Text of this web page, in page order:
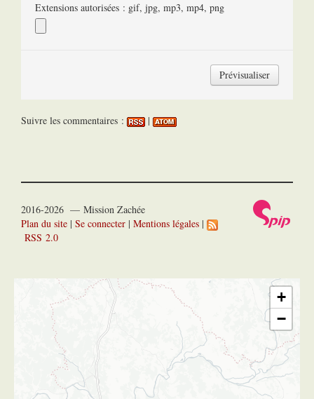
Extensions autorisées : gif, jpg, mp3, mp4, png
Suivre les commentaires : |
2016-2026 — Mission Zachée
Plan du site | Se connecter | Mentions légales |
RSS 2.0
+
−